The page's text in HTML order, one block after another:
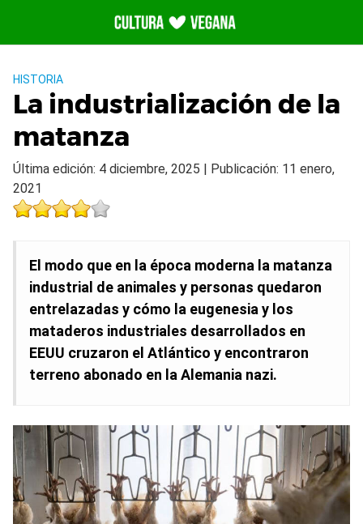
contenido
HISTORIA
La industrialización de la
matanza
Última edición: 4 diciembre, 2025 | Publicación: 11 enero,
2021
El modo que en la época moderna la matanza
industrial de animales y personas quedaron
entrelazadas y cómo la eugenesia y los
mataderos industriales desarrollados en
EEUU cruzaron el Atlántico y encontraron
terreno abonado en la Alemania nazi.